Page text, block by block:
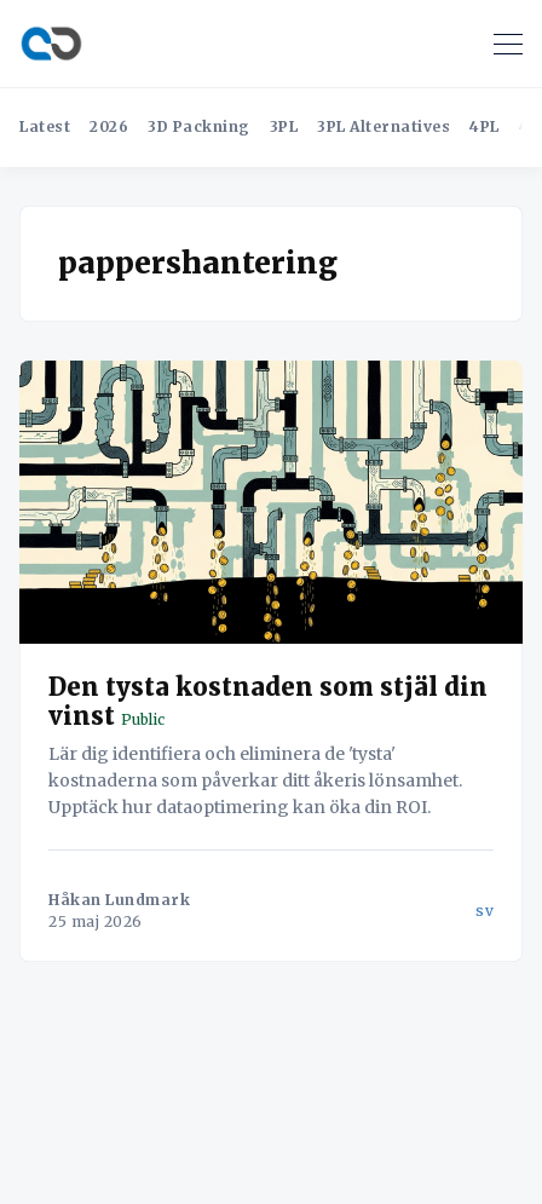
Latest 2026 3D Packning 3PL 3PL Alternatives 4PL
pappershantering
Den tysta kostnaden som stjäl din
vinst Public
Lär dig identifiera och eliminera de 'tysta'
kostnaderna som påverkar ditt åkeris lönsamhet.
Upptäck hur dataoptimering kan öka din ROI.
Håkan Lundmark
25 maj 2026
sv